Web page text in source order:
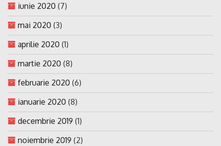
iunie 2020 (7)
mai 2020 (3)
aprilie 2020 (1)
martie 2020 (8)
februarie 2020 (6)
ianuarie 2020 (8)
decembrie 2019 (1)
noiembrie 2019 (2)